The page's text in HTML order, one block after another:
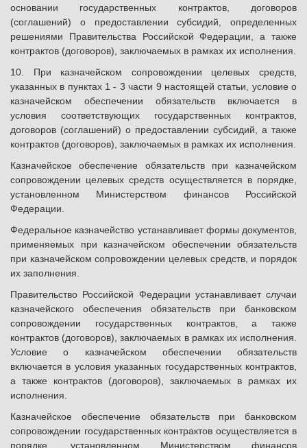
основании государственных контрактов, договоров
(соглашений) о предоставлении субсидий, определенных
решениями Правительства Российской Федерации, а также
контрактов (договоров), заключаемых в рамках их исполнения.
10. При казначейском сопровождении целевых средств,
указанных в пунктах 1 - 3 части 9 настоящей статьи, условие о
казначейском обеспечении обязательств включается в
условия соответствующих государственных контрактов,
договоров (соглашений) о предоставлении субсидий, а также
контрактов (договоров), заключаемых в рамках их исполнения.
Казначейское обеспечение обязательств при казначейском
сопровождении целевых средств осуществляется в порядке,
установленном Министерством финансов Российской
Федерации.
Федеральное казначейство устанавливает формы документов,
применяемых при казначейском обеспечении обязательств
при казначейском сопровождении целевых средств, и порядок
их заполнения.
Правительство Российской Федерации устанавливает случаи
казначейского обеспечения обязательств при банковском
сопровождении государственных контрактов, а также
контрактов (договоров), заключаемых в рамках их исполнения.
Условие о казначейском обеспечении обязательств
включается в условия указанных государственных контрактов,
а также контрактов (договоров), заключаемых в рамках их
исполнения.
Казначейское обеспечение обязательств при банковском
сопровождении государственных контрактов осуществляется в
порядке, установленном Министерством финансов